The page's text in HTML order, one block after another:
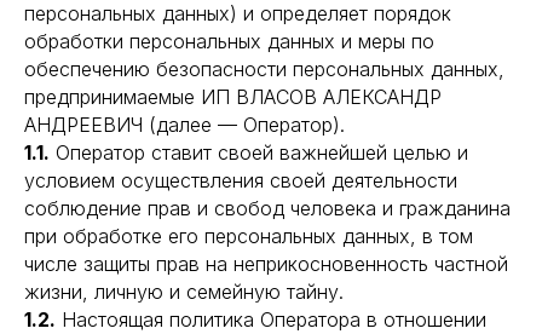
персональных данных) и определяет порядок
обработки персональных данных и меры по
обеспечению безопасности персональных данных,
предпринимаемые ИП ВЛАСОВ АЛЕКСАНДР
АНДРЕЕВИЧ (далее — Оператор).
1.1. Оператор ставит своей важнейшей целью и
условием осуществления своей деятельности
соблюдение прав и свобод человека и гражданина
при обработке его персональных данных, в том
числе защиты прав на неприкосновенность частной
жизни, личную и семейную тайну.
1.2. Настоящая политика Оператора в отношении